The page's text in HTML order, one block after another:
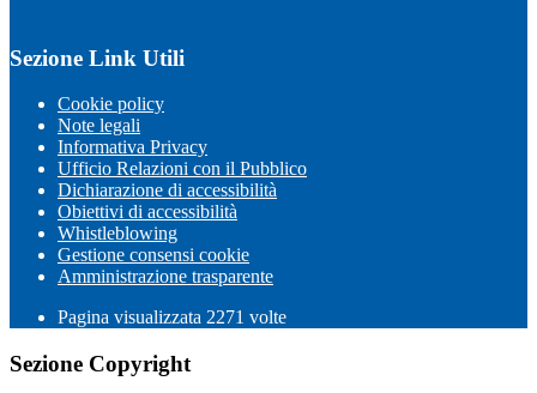
Sezione Link Utili
Cookie policy
Note legali
Informativa Privacy
Ufficio Relazioni con il Pubblico
Dichiarazione di accessibilità
Obiettivi di accessibilità
Whistleblowing
Gestione consensi cookie
Amministrazione trasparente
Pagina visualizzata 2271 volte
Sezione Copyright